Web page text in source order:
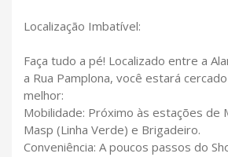
Localização Imbatível:
Faça tudo a pé! Localizado entre a
a Rua Pamplona, você estará
melhor:
Mobilidade: Próximo às estações de
Masp (Linha Verde) e Brigadeiro.
Conveniência: A poucos passos do